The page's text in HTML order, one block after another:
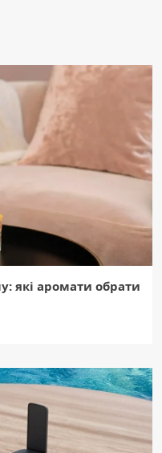
які аромати обрати